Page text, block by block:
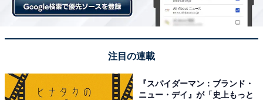
注目の連載
『スパイダーマン：ブランド・
ニュー・デイ』が「史上もっと